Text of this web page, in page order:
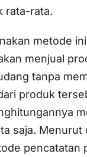
rata-rata.
metode
menjual
tanpa
produk
saja. Menurut
pencatatan